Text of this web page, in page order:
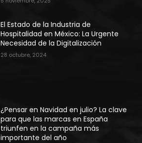
El Estado de la Industria de
Hospitalidad en México: La Urgente
Necesidad de la Digitalización
28 octubre, 2024
¿Pensar en Navidad en julio? La clave
para que las marcas en España
triunfen en la campaña más
importante del año